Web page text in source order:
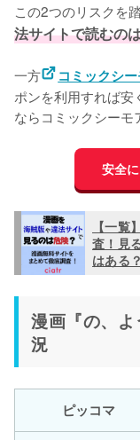
この2つのリスクを
法サイトで読むの
一方 コミックシ
ポンを利用すれば安
ならコミックシーモ
安全
【一
査！見
はある
漫画『の、
況
ピッコマ